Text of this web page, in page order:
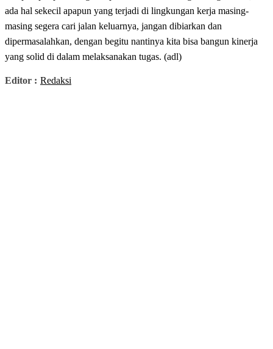
ada hal sekecil apapun yang terjadi di lingkungan kerja masing-
masing segera cari jalan keluarnya, jangan dibiarkan dan
dipermasalahkan, dengan begitu nantinya kita bisa bangun kinerja
yang solid di dalam melaksanakan tugas. (adl)
Editor : Redaksi